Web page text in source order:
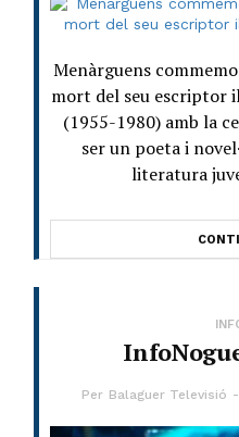
Menàrguens
mort del seu escriptor
(1955-1980) amb la
ser un poeta i
literatura
Per Balaguer Televisió